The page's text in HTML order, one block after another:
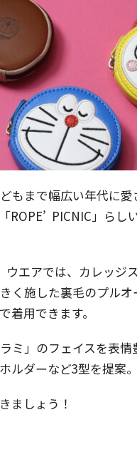
もまで幅広い年代に
ROPE’ PICNIC」らし
エアでは、カレッジ
く施した裏毛のプル
着用できます。
ミ」のフェイスを表
ルダーなど3型を提案。
ましょう！